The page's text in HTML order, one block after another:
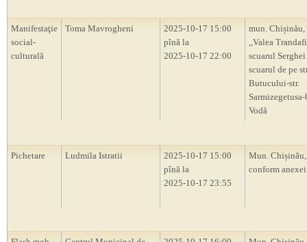
Manifestaţie
social-
culturală
Toma Mavrogheni
2025-10-17 15:00
pînă la
2025-10-17 22:00
mun. Chișinău,
,,Valea
scuarul
scuarul de pe
Butucului-str.
Vodă
Pichetare Ludmila Istratii
2025-10-17 15:00
pînă la
2025-10-17 23:55
Mun.
conform anexei